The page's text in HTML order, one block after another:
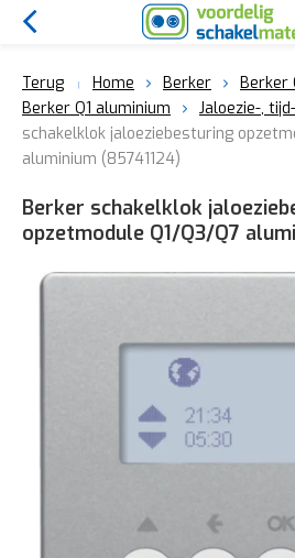
Terug Home Berker
Berker
Berker Q1 aluminium
Jaloezie-,
schakelklok jaloeziebesturing
aluminium (85741124)
Berker schakelklok
opzetmodule Q1/Q3/Q7